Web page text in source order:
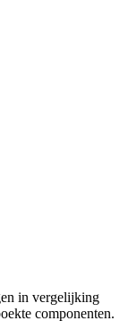
in vergelijking
componenten.